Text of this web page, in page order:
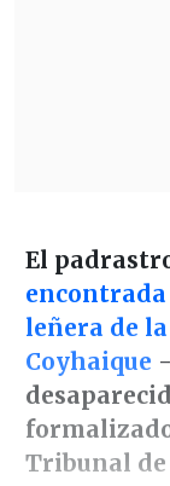
El
encontrada
leñera de
Coyhaique
Tribunal